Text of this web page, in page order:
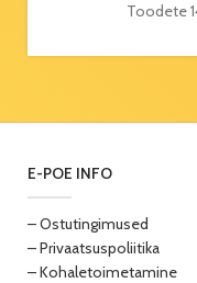
Toodete
E-POE INFO
– Ostutingimused
– Privaatsuspoliitika
– Kohaletoimetamine